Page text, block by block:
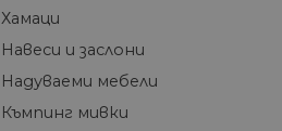
Хамаци
Навеси и заслони
Надуваеми мебели
Къмпинг мивки